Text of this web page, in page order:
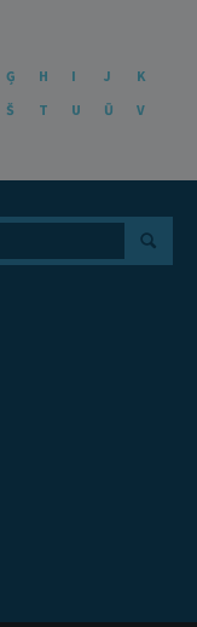
Ģ H I J
K
Š T U Ū
V